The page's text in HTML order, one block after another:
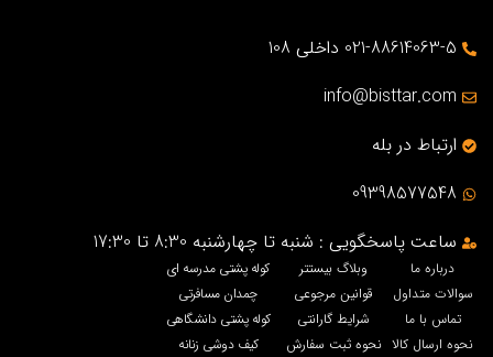
021-88614063-5 داخلی 108
info@bisttar.com
ارتباط در بله
09398577548
ساعت پاسخگویی : شنبه تا چهارشنبه 8:30 تا 17:30
درباره ما
سوالات متداول
تماس با ما
نحوه ارسال کالا
وبلاگ بیستتر
قوانین مرجوعی
شرایط گارانتی
نحوه ثبت سفارش
کوله پشتی مدرسه ای
چمدان مسافرتی
کوله پشتی دانشگاهی
کیف دوشی زنانه